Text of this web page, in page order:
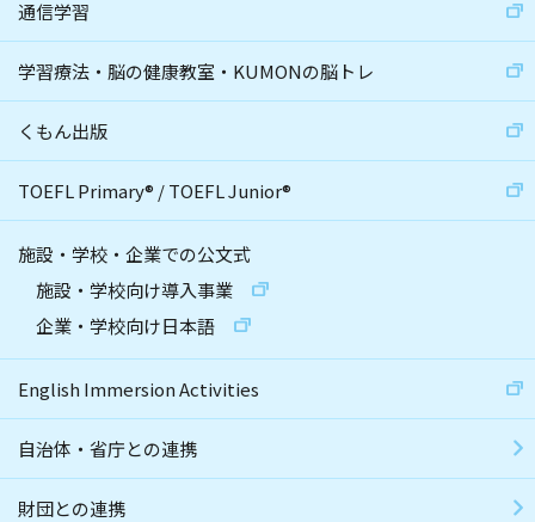
通信学習
学習療法・脳の健康教室・KUMONの脳トレ
くもん出版
TOEFL Primary® /TOEFL Junior®
施設・学校・企業での公文式
施設・学校向け導入事業
企業・学校向け日本語
English Immersion Activities
自治体・省庁との連携
財団との連携